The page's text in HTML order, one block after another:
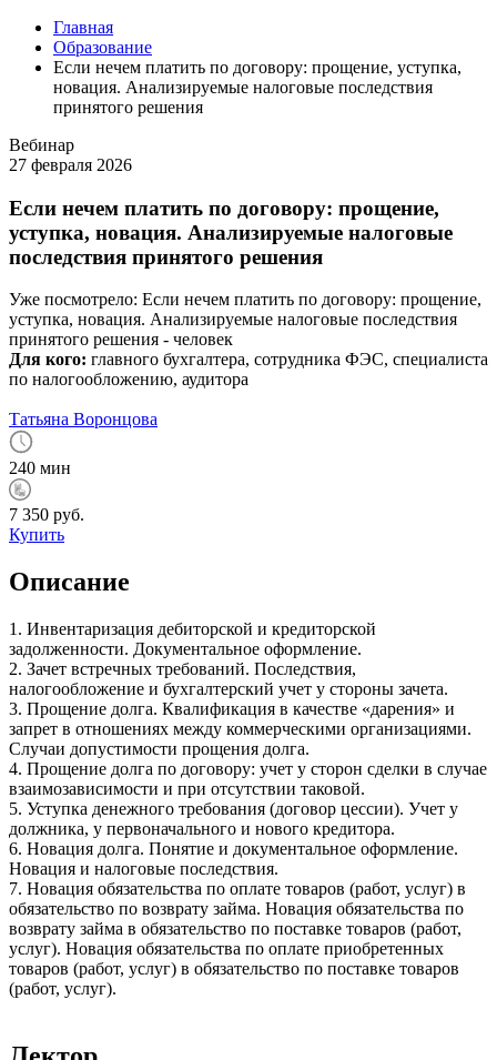
Главная
Образование
Если нечем платить по договору: прощение, уступка,
новация. Анализируемые налоговые последствия
принятого решения
Вебинар
27 февраля 2026
Если нечем платить по договору: прощение,
уступка, новация. Анализируемые налоговые
последствия принятого решения
Уже посмотрело: Если нечем платить по договору: прощение,
уступка, новация. Анализируемые налоговые последствия
принятого решения - человек
Для кого: главного бухгалтера, сотрудника ФЭС, специалиста
по налогообложению, аудитора
Татьяна Воронцова
240 мин
7 350 руб.
Купить
Описание
1. Инвентаризация дебиторской и кредиторской
задолженности. Документальное оформление.
2. Зачет встречных требований. Последствия,
налогообложение и бухгалтерский учет у стороны зачета.
3. Прощение долга. Квалификация в качестве «дарения» и
запрет в отношениях между коммерческими организациями.
Случаи допустимости прощения долга.
4. Прощение долга по договору: учет у сторон сделки в случае
взаимозависимости и при отсутствии таковой.
5. Уступка денежного требования (договор цессии). Учет у
должника, у первоначального и нового кредитора.
6. Новация долга. Понятие и документальное оформление.
Новация и налоговые последствия.
7. Новация обязательства по оплате товаров (работ, услуг) в
обязательство по возврату займа. Новация обязательства по
возврату займа в обязательство по поставке товаров (работ,
услуг). Новация обязательства по оплате приобретенных
товаров (работ, услуг) в обязательство по поставке товаров
(работ, услуг).